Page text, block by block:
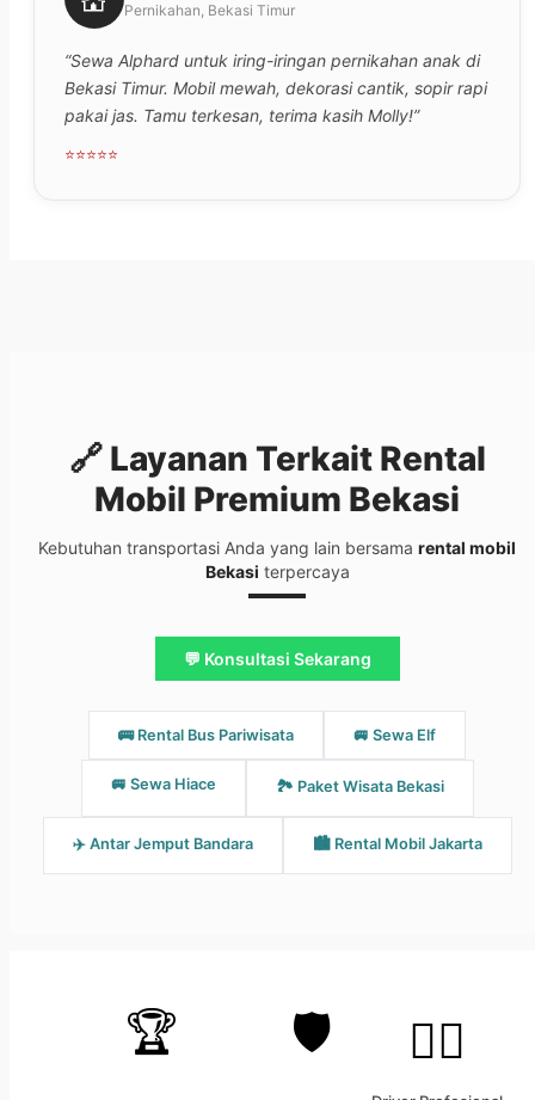
Pernikahan, Bekasi Timur
“Sewa Alphard untuk iring-iringan pernikahan anak di
Bekasi Timur. Mobil mewah, dekorasi cantik, sopir rapi
pakai jas. Tamu terkesan, terima kasih Molly!”
⭐⭐⭐⭐⭐
🔗 Layanan Terkait Rental
Mobil Premium Bekasi
Kebutuhan transportasi Anda yang lain bersama rental mobil
Bekasi terpercaya
💬 Konsultasi Sekarang
🚌 Rental Bus Pariwisata 🚐 Sewa Elf
🚐 Sewa Hiace 🏞️ Paket Wisata Bekasi
✈️ Antar Jemput Bandara 🏙️ Rental Mobil Jakarta
🏆 🛡️ 👨‍✈️